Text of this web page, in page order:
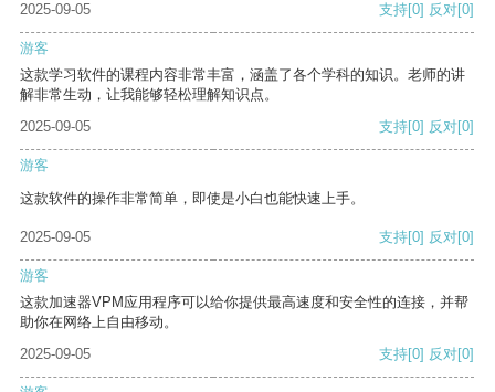
2025-09-05 支持[0] 反对[0]
游客
这款学习软件的课程内容非常丰富，涵盖了各个学科的知识。老师的讲
解非常生动，让我能够轻松理解知识点。
2025-09-05
支持[0] 反对[0]
游客
这款软件的操作非常简单，即使是小白也能快速上手。
2025-09-05 支持[0] 反对[0]
游客
这款加速器VPM应用程序可以给你提供最高速度和安全性的连接，并帮
助你在网络上自由移动。
2025-09-05
支持[0] 反对[0]